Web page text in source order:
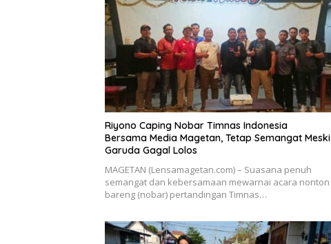
Riyono Caping Nobar Timnas Indonesia
Bersama Media Magetan, Tetap Semangat Meski
Garuda Gagal Lolos
MAGETAN (Lensamagetan.com) – Suasana penuh
semangat dan kebersamaan mewarnai acara nonton
bareng (nobar) pertandingan Timnas…